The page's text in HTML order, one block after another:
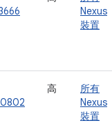
Nexus
裝置
高
所有
Nexus
裝置